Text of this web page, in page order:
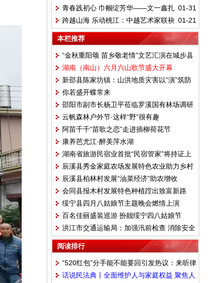
白鹿 一片丹心守护红色
01-31
青春践初心 巾帼绽芳华——文一鑫扎
根基层贡献青春力量
01-21
跨越山海 乐动桃江：中越艺术家联袂
献艺谱新篇
本栏推荐
“金秋重阳颂 苗乡敬老情”文艺汇演在城步县
田塘村上演
湖南（南山）六月六山歌节盛大开幕
新邵县陈家坊镇：山洪地质灾害以“演”筑防
你若盛开蝶常来
邵阳市副市长杨卫平莅临罗溪国有林场调研
工作
云帆森林户外节·这样“野”很有趣
阿苗千千“苗歌之恋”走进插柳荷花节
康养芭尤江·醉美萍水湖
湖南省旅游民宿业首批“民宿管家”将持证上
岗
辰溪县秀金家庭农场发展特色农业助力乡村
振兴
辰溪县柏林村发展“油菜经济”助农增收
会同县报木村发展特色种植蹚出致富新路
绥宁县四月八姑娘节主题晚会燃情上演
百名佳丽盛装巡游 扮靓绥宁四八姑娘节
洪江市交通运输局：加强汛前检查 消除安全
隐患
阅读排行
“520红包”分手能不能要回引发热议：来听律
师怎么说
话说民法典丨全面维护人与家庭权益 聚焦人